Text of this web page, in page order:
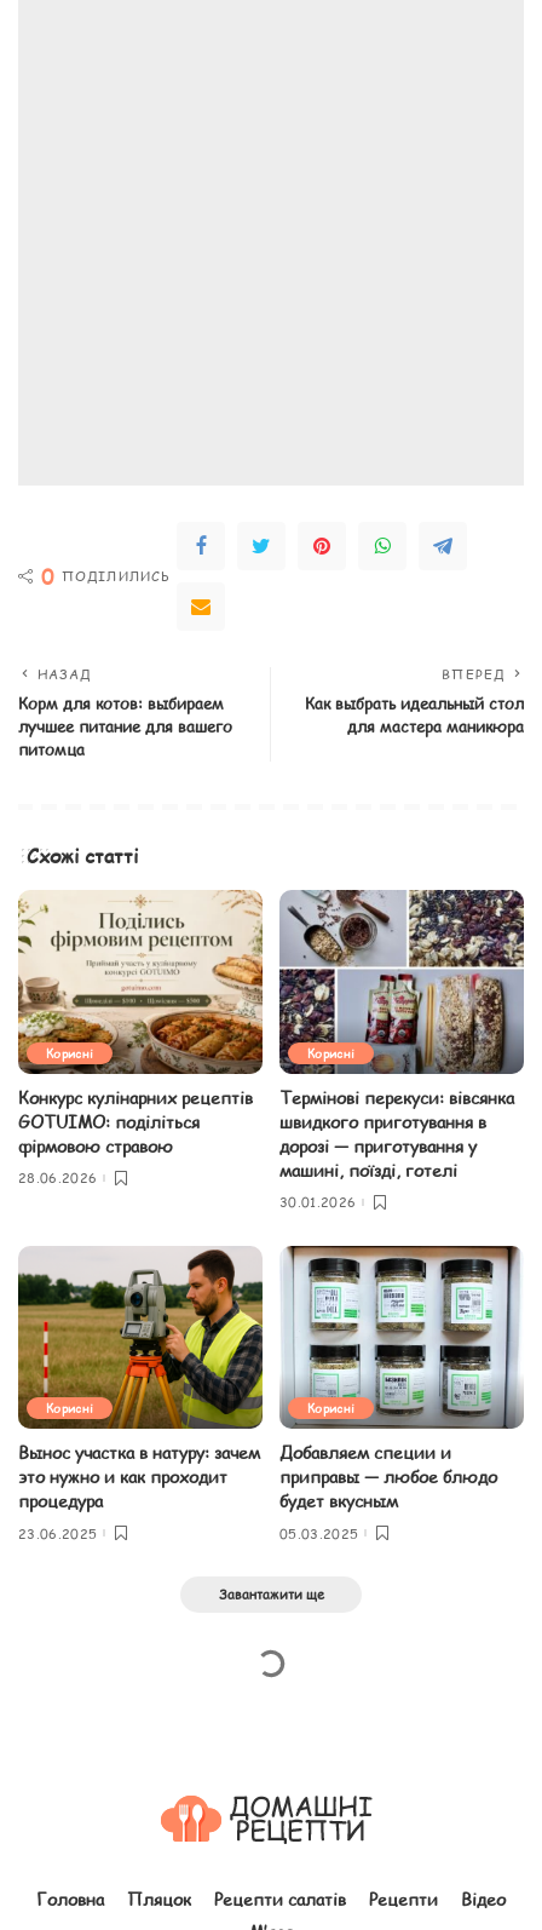
0 ПОДІЛИЛИСЬ
НАЗАД
Корм для котов: выбираем
лучшее питание для вашего
питомца
ВПЕРЕД
Как выбрать идеальный стол
для мастера маникюра
Схожі статті
Корисні
Конкурс кулінарних рецептів
GOTUIMO: поділіться
фірмовою стравою
28.06.2026
Корисні
Термінові перекуси: вівсянка
швидкого приготування в
дорозі — приготування у
машині, поїзді, готелі
30.01.2026
Корисні
Вынос участка в натуру: зачем
это нужно и как проходит
процедура
23.06.2025
Корисні
Добавляем специи и
приправы — любое блюдо
будет вкусным
05.03.2025
Завантажити ще
Головна Пляцок Рецепти салатів Рецепти
Відео